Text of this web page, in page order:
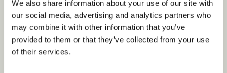
We also share information about your use of our site with
our social media, advertising and analytics partners who
may combine it with other information that you’ve
provided to them or that they’ve collected from your use
of their services.